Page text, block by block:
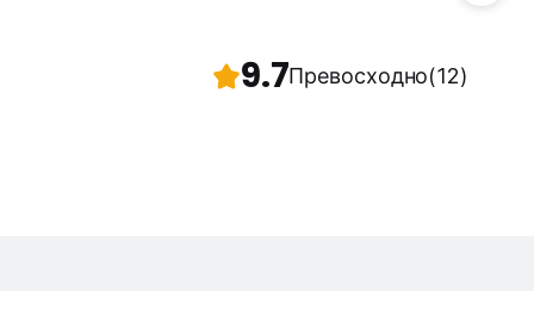
9.7Превосходно(12)